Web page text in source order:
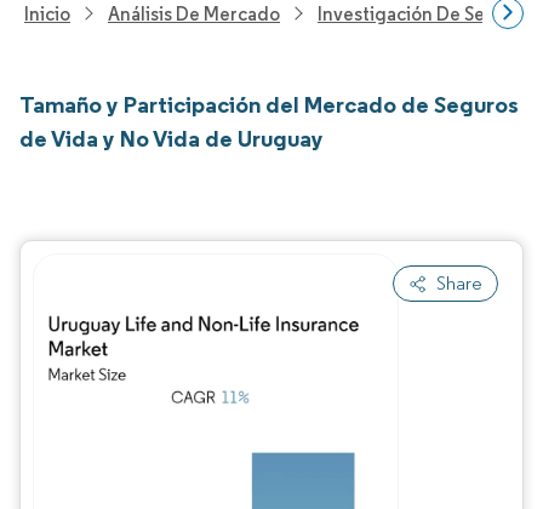
Inicio Análisis De Mercado Investigación De
Tamaño y Participación del Mercado de Seguros
de Vida y No Vida de Uruguay
Share